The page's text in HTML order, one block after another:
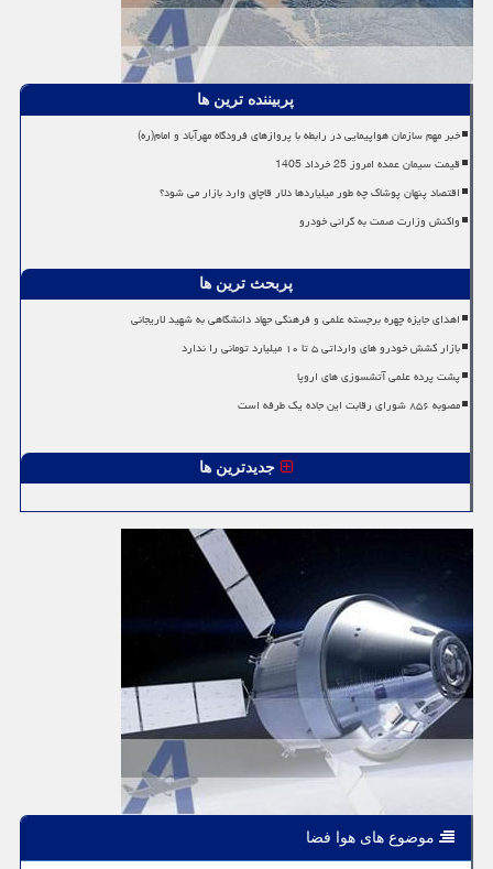
پربیننده ترین ها
خبر مهم سازمان هواپیمایی در رابطه با پروازهای فرودگاه مهرآباد و امام(ره)
قیمت سیمان عمده امروز 25 خرداد 1405
اقتصاد پنهان پوشاک چه طور میلیاردها دلار قاچاق وارد بازار می شود؟
واکنش وزارت صمت به گرانی خودرو
پربحث ترین ها
اهدای جایزه چهره برجسته علمی و فرهنگی جهاد دانشگاهی به شهید لاریجانی
بازار کشش خودرو های وارداتی ۵ تا ۱۰ میلیارد تومانی را ندارد
پشت پرده علمی آتشسوزی های اروپا
مصوبه ۸۵۶ شورای رقابت این جاده یک طرفه است
جدیدترین ها
موضوع های هوا فضا